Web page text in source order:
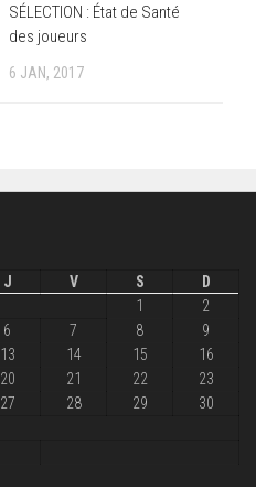
SÉLECTION : État de Santé
des joueurs
6 JAN, 2017
J V S D
1
2
6 7 8
9
13 14 15
16
20 21 22
23
27 28 29
30